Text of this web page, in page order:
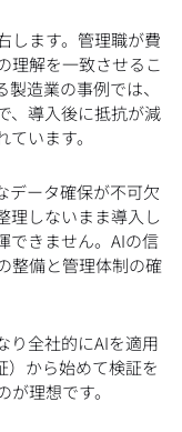
します。管理職が費
理解を一致させるこ
造業の事例では、
、導入後に抵抗が減
います。
データ確保が不可欠
理しないまま導入し
できません。AIの信
整備と管理体制の確
り全社的にAIを適用
）から始めて検証を
理想です。